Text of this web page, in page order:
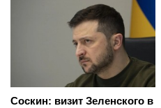
Соскин: визит Зеленского в